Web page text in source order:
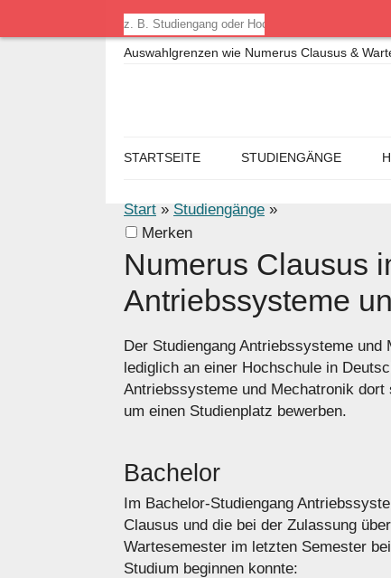
Start » Studiengänge »
Merken
Numerus Clausus
Antriebssysteme
Der Studiengang Antriebssysteme
lediglich an einer Hochschule in
Antriebssysteme und Mechatronik
um einen Studienplatz bewerben.
Bachelor
Im Bachelor-Studiengang
Clausus und die bei der Zulassung
Wartesemester im letzten Semester
Studium beginnen konnte:
Auswahlgrenzen wie Numerus Clausus &
STARTSEITE STUDIENGÄNGE